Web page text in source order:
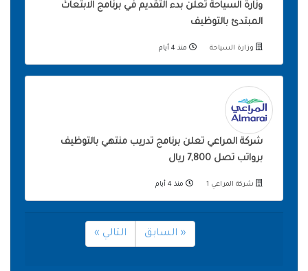
وزارة السياحة تعلن بدء التقديم في برنامج الابتعاث
المبتدئ بالتوظيف
وزارة السياحة منذ 4 أيام
شركة المراعي تعلن برنامج تدريب منتهي بالتوظيف
برواتب تصل 7,800 ريال
شركة المراعي 1 منذ 4 أيام
« السابق التالي »